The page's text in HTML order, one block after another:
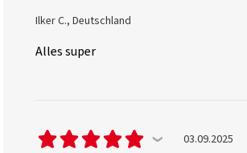
Ilker C., Deutschland
Alles super
03.09.2025